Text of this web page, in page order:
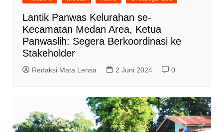
Lantik Panwas Kelurahan se-
Kecamatan Medan Area, Ketua
Panwaslih: Segera Berkoordinasi ke
Stakeholder
Redaksi Mata Lensa 2 Juni 2024 0